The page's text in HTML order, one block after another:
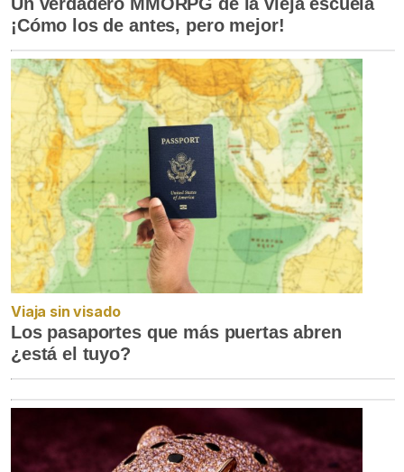
¡Cómo los de antes, pero mejor!
Viaja sin visado
Los pasaportes que más puertas abren
¿está el tuyo?